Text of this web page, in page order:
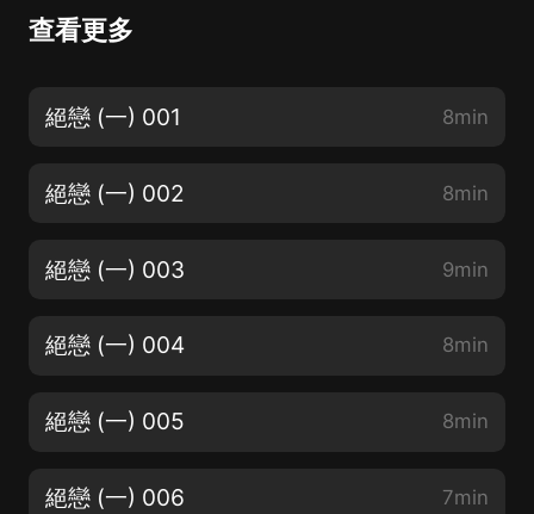
查看更多
絕戀 (一) 001 8min
絕戀 (一) 002 8min
絕戀 (一) 003 9min
絕戀 (一) 004 8min
絕戀 (一) 005 8min
絕戀 (一) 006 7min